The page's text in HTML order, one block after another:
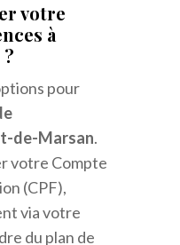
votre
à
pour
de-Marsan.
votre Compte
(CPF),
via votre
du plan de